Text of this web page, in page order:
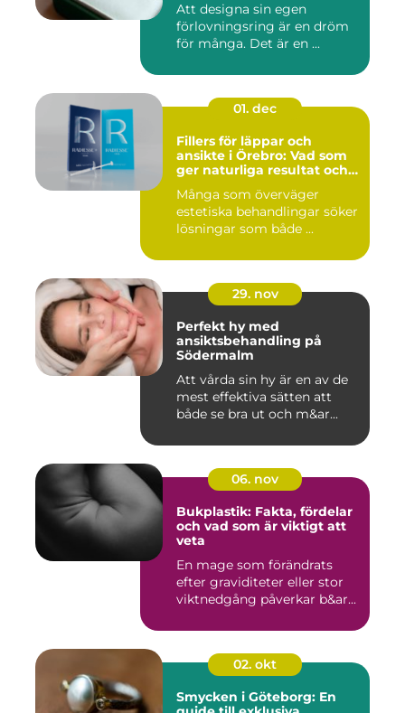
Att designa sin egen
förlovningsring är en dröm
för många. Det är en ...
01. dec
Fillers för läppar och
ansikte i Örebro: Vad som
ger naturliga resultat och
Många som överväger
estetiska behandlingar söker
lösningar som både ...
29. nov
Perfekt hy med
ansiktsbehandling på
Södermalm
Att vårda sin hy är en av de
mest effektiva sätten att
både se bra ut och m&ar...
06. nov
Bukplastik: Fakta, fördelar
och vad som är viktigt att
veta
En mage som förändrats
efter graviditeter eller stor
viktnedgång påverkar b&ar...
02. okt
Smycken i Göteborg: En